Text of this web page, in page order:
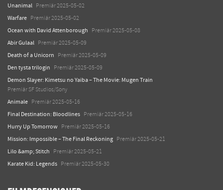
Unanimal Premiär 2025-05-02
Warfare Premiär 2025-05-02
Ocean with David Attenborough Premiär 2025-05-08
Abir Gulaal Premiär 2025-05-09
Death of a Unicorn Premiär 2025-05-09
Den tysta trilogin Premiär 2025-05-09
Demon Slayer: Kimetsu no Yaiba – The Movie: Mugen Train
Premiär SF Studios/Sony
Animale Premiär 2025-05-16
Final Destination: Bloodlines Premiär 2025-05-16
Hurry Up Tomorrow Premiär 2025-05-16
Mission: Impossible – The Final Reckoning Premiär 2025-05-21
Lilo &amp; Stitch Premiär 2025-05-21
Karate Kid: Legends Premiär 2025-05-30